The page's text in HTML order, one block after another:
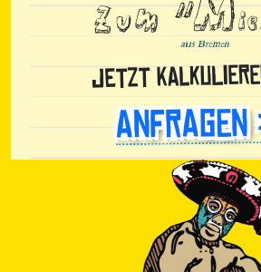
aus Bremen
Jetzt
Anfragen